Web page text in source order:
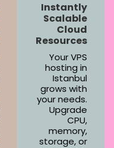
Instantly
Scalable
Cloud
Resources
Your VPS
hosting in
Istanbul
grows with
your needs.
Upgrade
CPU,
memory,
storage, or